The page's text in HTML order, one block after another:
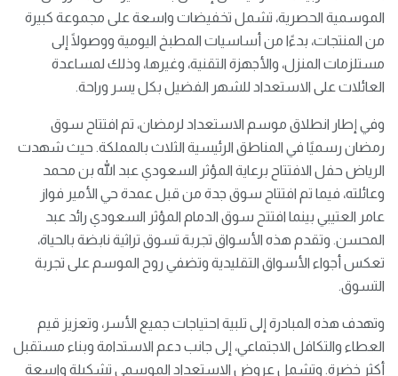
الموسمية الحصرية، تشمل تخفيضات واسعة على مجموعة كبيرة
من المنتجات، بدءًا من أساسيات المطبخ اليومية ووصولًا إلى
مستلزمات المنزل، والأجهزة التقنية، وغيرها، وذلك لمساعدة
العائلات على الاستعداد للشهر الفضيل بكل يسر وراحة.
وفي إطار انطلاق موسم الاستعداد لرمضان، تم افتتاح سوق
رمضان رسميًا في المناطق الرئيسية الثلاث بالمملكة. حيث شهدت
الرياض حفل الافتتاح برعاية المؤثر السعودي عبد الله بن محمد
وعائلته، فيما تم افتتاح سوق جدة من قبل عمدة حي الأمير فواز
عامر العتيبي بينما افتتح سوق الدمام المؤثر السعودي رائد عبد
المحسن. وتقدم هذه الأسواق تجربة تسوق تراثية نابضة بالحياة،
تعكس أجواء الأسواق التقليدية وتضفي روح الموسم على تجربة
التسوق.
وتهدف هذه المبادرة إلى تلبية احتياجات جميع الأسر، وتعزيز قيم
العطاء والتكافل الاجتماعي، إلى جانب دعم الاستدامة وبناء مستقبل
أكثر خضرة. وتشمل عروض الاستعداد الموسمي تشكيلة واسعة